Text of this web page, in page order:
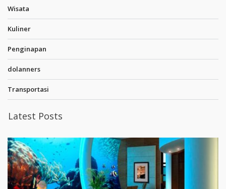
Wisata
Kuliner
Penginapan
dolanners
Transportasi
Latest Posts